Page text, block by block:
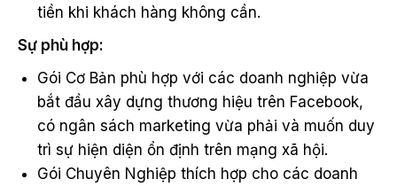
tiền khi khách hàng không cần.
Sự phù hợp:
Gói Cơ Bản phù hợp với các doanh nghiệp vừa
bắt đầu xây dựng thương hiệu trên Facebook,
có ngân sách marketing vừa phải và muốn duy
trì sự hiện diện ổn định trên mạng xã hội.
Gói Chuyên Nghiệp thích hợp cho các doanh